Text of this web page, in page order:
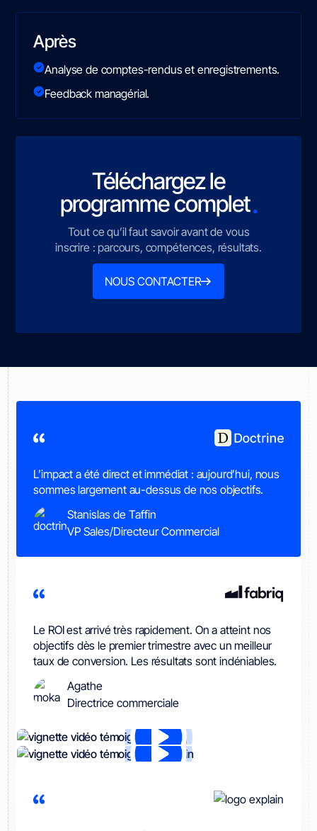
Après
Analyse de comptes-rendus et enregistrements.
Feedback managérial.
Téléchargez le
programme complet.
Tout ce qu’il faut savoir avant de vous
inscrire : parcours, compétences, résultats.
NOUS CONTACTER
L’impact a été direct et immédiat : aujourd’hui, nous
sommes largement au-dessus de nos objectifs.
Stanislas de Taffin
VP Sales/Directeur Commercial
Le ROI est arrivé très rapidement. On a atteint nos
objectifs dès le premier trimestre avec un meilleur
taux de conversion. Les résultats sont indéniables.
Agathe
Directrice commerciale